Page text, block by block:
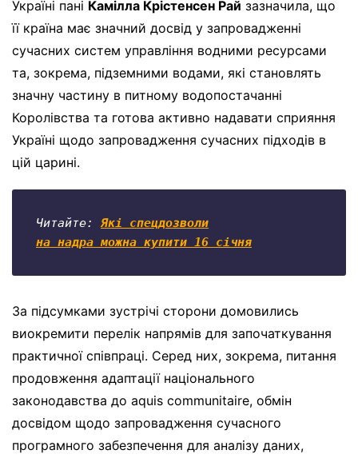
Україні пані Камілла Крістенсен Рай зазначила, що
її країна має значний досвід у запровадженні
сучасних систем управління водними ресурсами
та, зокрема, підземними водами, які становлять
значну частину в питному водопостачанні
Королівства та готова активно надавати сприяння
Україні щодо запровадження сучасних підходів в
цій царині.
Читайте: Які спецдозволи
на надра можна купити 16 січня
За підсумками зустрічі сторони домовились
виокремити перелік напрямів для започаткування
практичної співпраці. Серед них, зокрема, питання
продовження адаптації національного
законодавства до aquis communitaire, обмін
досвідом щодо запровадження сучасного
програмного забезпечення для аналізу даних,